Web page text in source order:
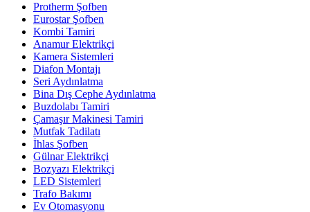
Protherm Şofben
Eurostar Şofben
Kombi Tamiri
Anamur Elektrikçi
Kamera Sistemleri
Diafon Montajı
Seri Aydınlatma
Bina Dış Cephe Aydınlatma
Buzdolabı Tamiri
Çamaşır Makinesi Tamiri
Mutfak Tadilatı
İhlas Şofben
Gülnar Elektrikçi
Bozyazı Elektrikçi
LED Sistemleri
Trafo Bakımı
Ev Otomasyonu